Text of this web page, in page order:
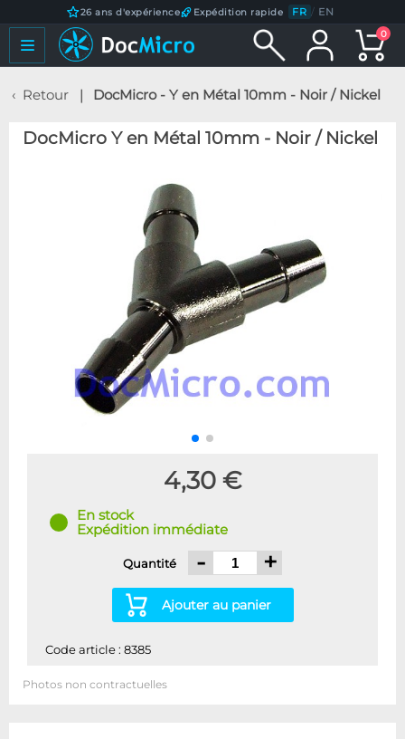
26 ans d'expérience Expédition rapide FR / EN
0
Retour DocMicro - Y en Métal 10mm - Noir / Nickel
DocMicro Y en Métal 10mm - Noir / Nickel
4,30 €
En stock
Expédition immédiate
Quantité - +
Ajouter au panier
Code article : 8385
Photos non contractuelles